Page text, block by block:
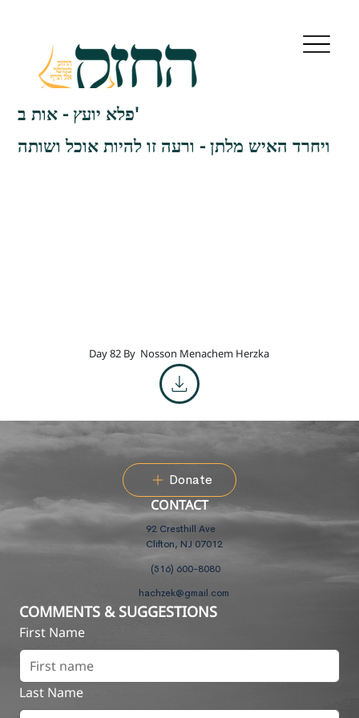
פלא יועץ - אות ב'
ויחרד האיש מלתן - ורעה זו להיות אוכל ושותה
Day 82 By Nosson Menachem Herzka
Donate
CONTACT
92 Cresthill Ave
Clifton, NJ 07012
(516) 600-8080
hachzek@gmail.com
COMMENTS & SUGGESTIONS
First Name
Last Name